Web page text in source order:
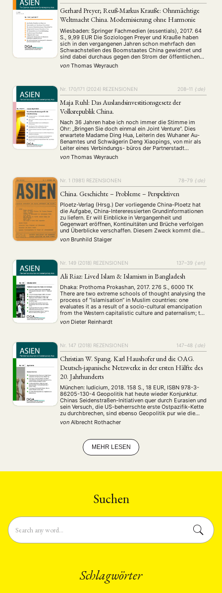
ASIEN ARBEITSKREISE VERANSTALTUNGEN EXPERTISE
ANGEBOTE
MITGLIEDSCHAFT
Aktuelles von unseren Mitgliedern
Auszeichnung (12) Bericht (128) Bildung (22) Calls for… (1291)
Cinema (4) DGA (92) Diskussion (74) Fellowship (111) Forschung (234)
Geografie (2) Geschichte (93) Gesellschaft (283) Globalisation (7)
Kultur (27) Kunst (4)
Präsentation (13) Programm (5) Publikation Recht (20)
Religion (75) Sozialwissenschaften (4) Sprache (36) Sprachkurse
Stellenausschreibung (664) Stipendium Studium
Summer School (10) Symposium (32) Tagung (500) Tourismus (14)
Umwelt (45) Veranstaltung (788) Webinar (28) Wirtschaft
Workshop (126)
MITGLIEDERBEREICH KONTAKT SPENDEN SIE JETZT!
ENGLISH
Gerhard Preyer; Reuß-Markus Krauße: Ohnmächtige
Weltmacht China. Modernisierung ohne Harmonie
Wiesbaden: Springer Fachmedien (essentials), 2017. 64
S., 9,99 EUR Die Soziologen Preyer und Krauße haben
sich in den vergangenen Jahren schon mehrfach den
Schwachstellen des Boomstaates China gewidmet und
sind dabei durchaus gegen den Strom der öffentlichen
Wahrnehmung geschwommen. Die Verwendung der
Antonyme „Ohnmacht“ und „Weltmacht“ sowie die
von Thomas Weyrauch
Nr. 170/171 (2024) REZENSIONEN 208–11 {:de}
Maja Ruhl: Das Auslandsinvestitionsgesetz der
Volksrepublik China.
Nach 36 Jahren habe ich noch immer die Stimme im
Ohr: „Bringen Sie doch einmal ein Joint Venture“. Dies
erwartete Madame Ding Hua, Leiterin des Wuhaner Au-
ßenamtes und Schwägerin Deng Xiaopings, von mir als
Leiter eines Verbindungs- büros der Partnerstadt
Duisburg gerade in einer spannungsgeladenen Phase des
Jah- res 1989. Gesetze über chinesisch-ausländische
von Thomas Weyrauch
Nr. 1 (1981) REZENSIONEN 78–79 {:de}
China. Geschichte – Probleme – Perspektiven
Ploetz-Verlag (Hrsg.) Der vorliegende China-Ploetz hat
die Aufgabe, China-Intereressierten Grundinformationen
zu liefern. Er will Einblicke in Vergangenheit und
Gegenwart eröffnen, Kontinuitäten und Brüche verfolgen
und Überblicke verschaffen. Diesem Zweck kommt die
gewählte Form auf angemessene Weise entgegen: Das
Buch ist eine Mischung aus übersichtlich gestalteten
von Brunhild Staiger
Nr. 149 (2018) REZENSIONEN 137–39 {:en}
Ali Riaz: Lived Islam & Islamism in Bangladesh
Dhaka: Prothoma Prokashan, 2017. 276 S., 6000 TK
There are two extreme schools of thought analysing the
process of “islamisation” in Muslim countries: one
evaluates it as a result of a socio-cultural emancipation
from the Western capitalistic culture and paternalism; the
opposite states that islamisation is dominated by
“islamism” which has ideological and social structures …
von Dieter Reinhardt
Nr. 147 (2018) REZENSIONEN 147–48 {:de}
Christian W. Spang. Karl Haushofer und die OAG.
Deutsch-japanische Netzwerke in der ersten Hälfte des
20. Jahrhunderts
München: Iudicium, 2018. 158 S., 18 EUR, ISBN 978-3-
86205-130-4 Geopolitik hat heute wieder Konjunktur.
Chinas Seidenstraßen-Initiativen quer durch Eurasien und
sein Versuch, die US-beherrschte erste Ostpazifik-Kette
zu durchbrechen, sind ebenso Geopolitik pur wie die
Politik des Kremls zur Sammlung der russischen Erde auf
Kosten der Ukraine und Georgiens und der Schaffung
von Albrecht Rothacher
MEHR LESEN
Suchen
Schlagwörter